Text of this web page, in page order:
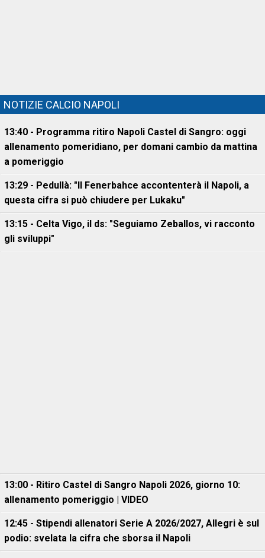
NOTIZIE CALCIO NAPOLI
13:40 - Programma ritiro Napoli Castel di Sangro: oggi
allenamento pomeridiano, per domani cambio da mattina
a pomeriggio
13:29 - Pedullà: "Il Fenerbahce accontenterà il Napoli, a
questa cifra si può chiudere per Lukaku"
13:15 - Celta Vigo, il ds: "Seguiamo Zeballos, vi racconto
gli sviluppi"
13:00 - Ritiro Castel di Sangro Napoli 2026, giorno 10:
allenamento pomeriggio | VIDEO
12:45 - Stipendi allenatori Serie A 2026/2027, Allegri è sul
podio: svelata la cifra che sborsa il Napoli